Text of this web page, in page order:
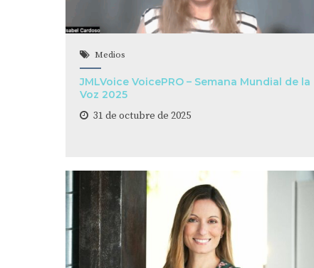
Medios
JMLVoice VoicePRO – Semana Mundial de la
Voz 2025
31 de octubre de 2025